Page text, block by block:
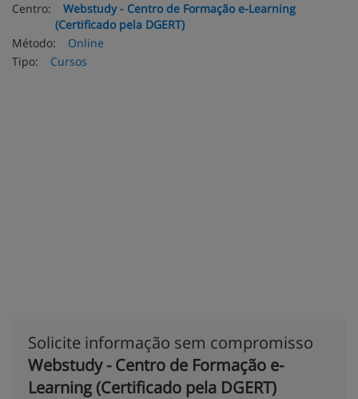
Centro:
Webstudy - Centro de Formação e-Learning
(Certificado pela DGERT)
Método:
Online
Tipo:
Cursos
Solicite informação sem compromisso
Webstudy - Centro de Formação e-
Learning (Certificado pela DGERT)